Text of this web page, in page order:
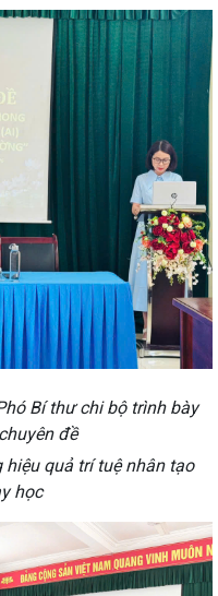
Bí thư chi bộ trình bày
đề
hiệu quả trí tuệ nhân tạo
học